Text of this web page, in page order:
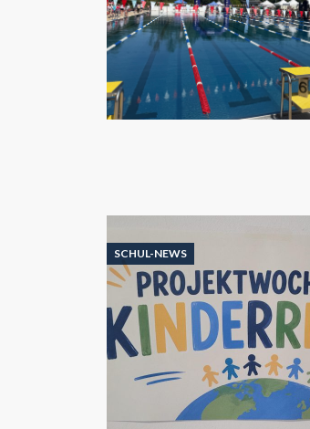
SCHUL-NEWS